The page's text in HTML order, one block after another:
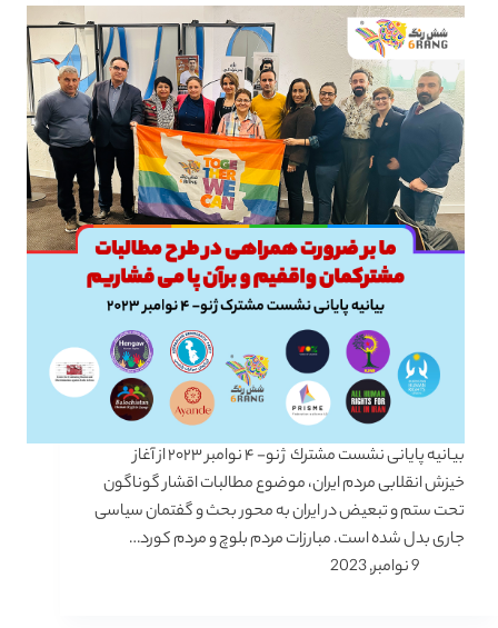
بیانیه پایانی نشست مشترك ژنو- ۴ نوامبر ۲۰۲۳ از آغاز
خیزش انقلابی مردم ایران، موضوع مطالبات اقشار گوناگون
تحت ستم و تبعیض در ایران به محور بحث و گفتمان سیاسی
جاری بدل شده است. مبارزات مردم بلوچ و مردم کورد…
9 نوامبر, 2023